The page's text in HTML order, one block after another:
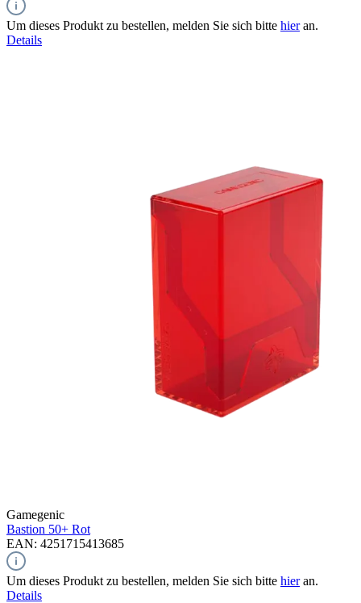
Um dieses Produkt zu bestellen, melden Sie sich bitte hieran.
Details
Gamegenic
Bastion 50+ Rot
EAN: 4251715413685
Um dieses Produkt zu bestellen, melden Sie sich bitte hieran.
Details